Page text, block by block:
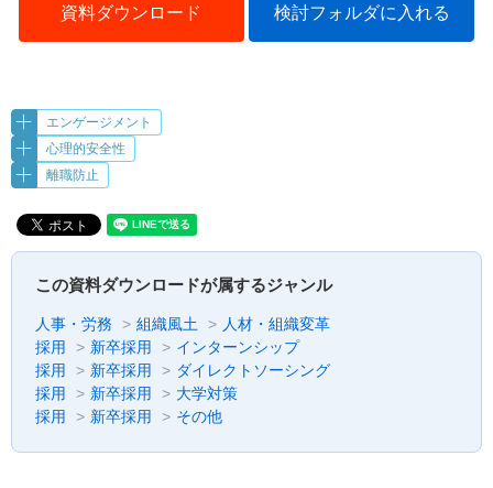
資料ダウンロード 検討フォルダに入れる
エンゲージメント
心理的安全性
離職防止
この資料ダウンロードが属するジャンル
人事・労務 組織風土
人材・組織変革
採用
新卒採用
インターンシップ
採用
新卒採用
ダイレクトソーシング
採用
新卒採用
大学対策
採用
新卒採用 その他